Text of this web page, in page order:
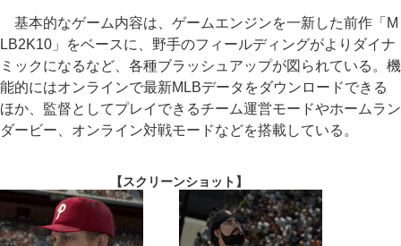
基本的なゲーム内容は、ゲームエンジンを一新した前作「M
LB2K10」をベースに、野手のフィールディングがよりダイナ
ミックになるなど、各種ブラッシュアップが図られている。機
能的にはオンラインで最新MLBデータをダウンロードできる
ほか、監督としてプレイできるチーム運営モードやホームラン
ダービー、オンライン対戦モードなどを搭載している。
【スクリーンショット】